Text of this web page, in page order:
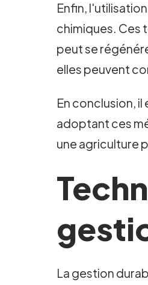
Enfin,
chimiques. Ces
peut se
elles peuvent
En conclusion,
adoptant ces
une agriculture
La gestion